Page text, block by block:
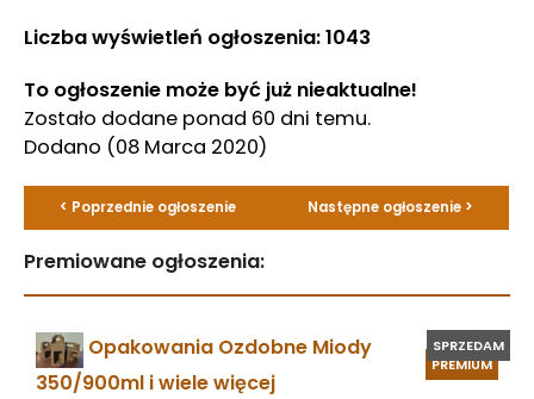
Liczba wyświetleń ogłoszenia: 1043
To ogłoszenie może być już nieaktualne!
Zostało dodane ponad 60 dni temu.
Dodano (08 Marca 2020)
< Poprzednie ogłoszenie Następne ogłoszenie >
Premiowane ogłoszenia:
PREMIUM
SPRZEDAM
Opakowania Ozdobne Miody
350/900ml i wiele więcej